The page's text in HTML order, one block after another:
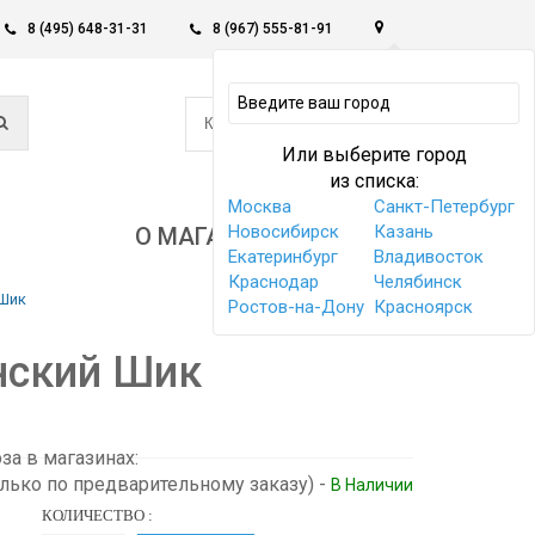
8 (495) 648-31-31 8 (967) 555-81-91
Или выберите город
из списка:
Москва
Санкт-Петербург
Новосибирск
Казань
Екатеринбург
Владивосток
Краснодар
Челябинск
Ростов-на-Дону Красноярск
КОРЗИНА -
0
О МАГАЗИНЕ
Шик
в магазинах:
по предварительному заказу) - В Наличии
КОЛИЧЕСТВО :